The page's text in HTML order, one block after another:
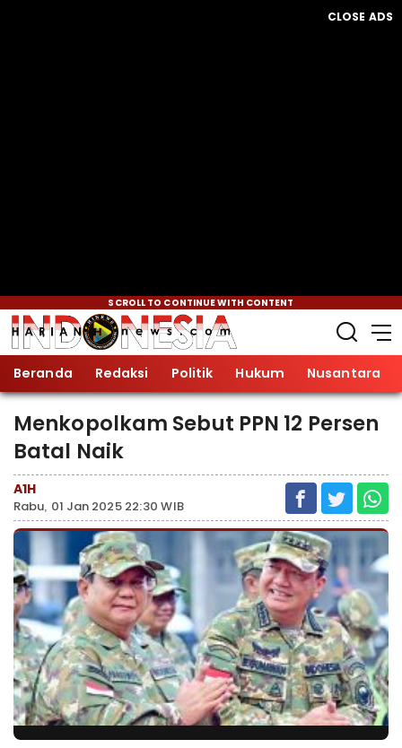
CLOSE ADS
SCROLL TO CONTINUE WITH CONTENT
Beranda Redaksi Politik Hukum Nusantara
Menkopolkam Sebut PPN 12 Persen
Batal Naik
A1H
Rabu, 01 Jan 2025 22:30 WIB